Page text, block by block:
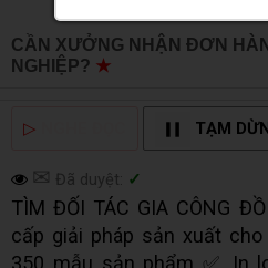
CẦN XƯỞNG NHẬN ĐƠN
NGHIỆP? ★
▷ TẠM
✉ Đã duyệt: ✓
TÌM ĐỐI TÁC GIA CÔNG
cấp giải pháp sản xuất
350 mẫu sản phẩm ✅ In